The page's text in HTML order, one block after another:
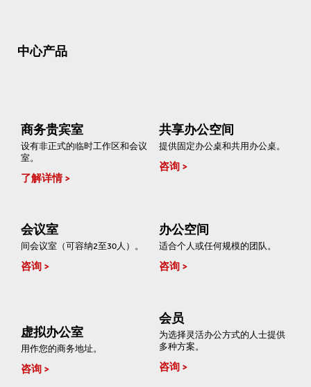
中心产品
商务贵宾室
设有非正式的临时工作区和会议
室。
了解详情
共享办公空间
提供固定办公桌和共用办公桌。
咨询
会议室
间会议室（可容纳2至30人）。
咨询
办公空间
适合个人或任何规模的团队。
咨询
虚拟办公室
用作您的商务地址。
咨询
会员
为选择灵活办公方式的人士提供
多种方案。
咨询